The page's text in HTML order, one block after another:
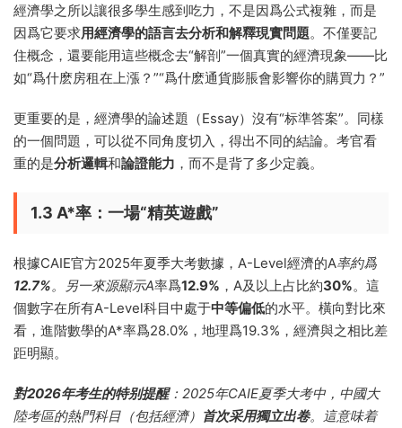
經濟學之所以讓很多學生感到吃力，不是因爲公式複雜，而是
因爲它要求用經濟學的語言去分析和解釋現實問題。不僅要記
住概念，還要能用這些概念去“解剖”一個真實的經濟現象——比
如“爲什麽房租在上漲？”“爲什麽通貨膨脹會影響你的購買力？”
更重要的是，經濟學的論述題（Essay）沒有“标準答案”。同樣
的一個問題，可以從不同角度切入，得出不同的結論。考官看
重的是分析邏輯和論證能力 ，而不是背了多少定義。
1.3 A*率：一場“精英遊戲”
根據CAIE官方2025年夏季大考數據，A-Level經濟的A率約爲
12.7%。另一來源顯示A率爲12.9% ，A及以上占比約30%。這
個數字在所有A-Level科目中處于中等偏低的水平。橫向對比來
看，進階數學的A*率爲28.0%，地理爲19.3%，經濟與之相比差
距明顯。
對2026年考生的特别提醒：2025年CAIE夏季大考中，中國大
陸考區的熱門科目（包括經濟） 首次采用獨立出卷。這意味着